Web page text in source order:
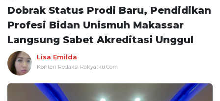
Dobrak Status Prodi Baru, Pendidikan
Profesi Bidan Unismuh Makassar
Langsung Sabet Akreditasi Unggul
Lisa Emilda
Konten Redaksi Rakyatku.Com